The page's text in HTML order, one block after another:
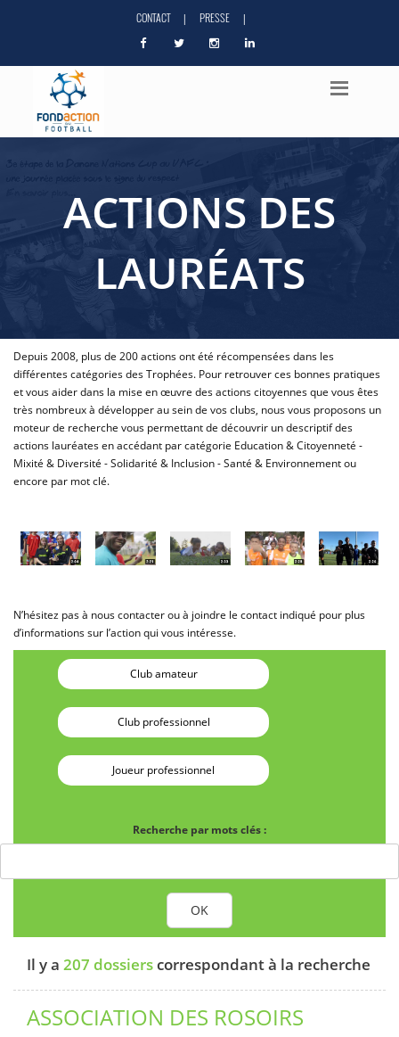
CONTACT | PRESSE |
ACTIONS DES
LAURÉATS
Depuis 2008, plus de 200 actions ont été récompensées dans les
différentes catégories des Trophées. Pour retrouver ces bonnes pratiques
et vous aider dans la mise en œuvre des actions citoyennes que vous êtes
très nombreux à développer au sein de vos clubs, nous vous proposons un
moteur de recherche vous permettant de découvrir un descriptif des
actions lauréates en accédant par catégorie Education & Citoyenneté -
Mixité & Diversité - Solidarité & Inclusion - Santé & Environnement ou
encore par mot clé.
N’hésitez pas à nous contacter ou à joindre le contact indiqué pour plus
d’informations sur l’action qui vous intéresse.
Club amateur
Club professionnel
Joueur professionnel
Recherche par mots clés :
OK
Il y a 207 dossierscorrespondant à la recherche
ASSOCIATION DES ROSOIRS